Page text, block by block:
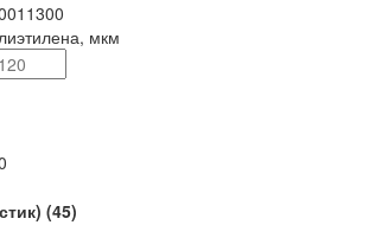
1300
мкм
(45)